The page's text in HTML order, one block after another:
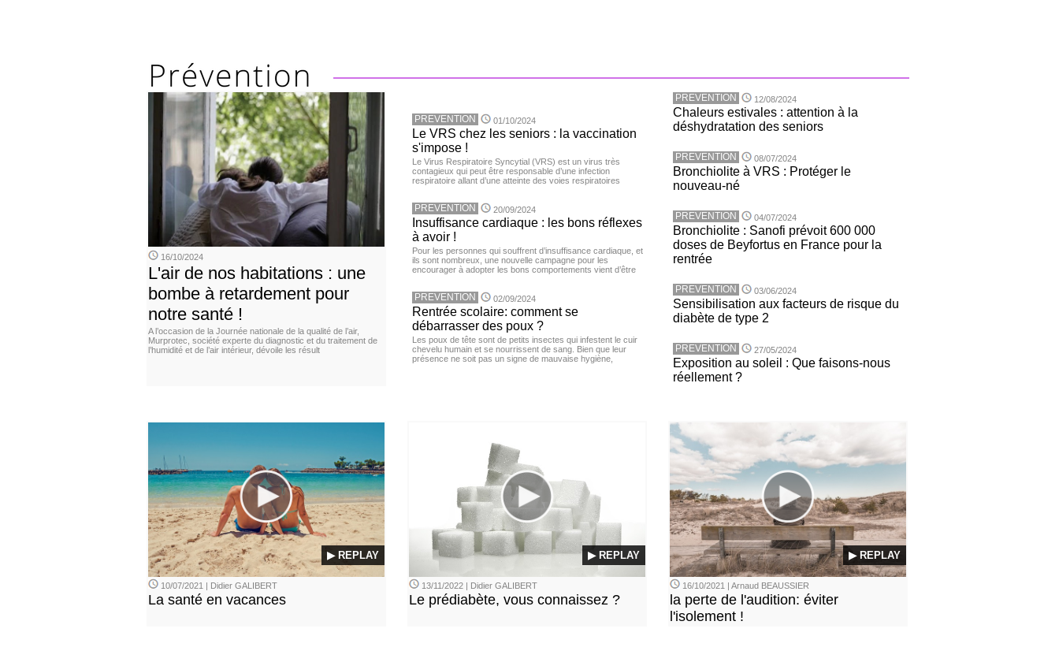
16/10/2024
L'air de nos habitations : une
bombe à retardement pour
notre santé !
A l’occasion de la Journée nationale de la qualité de l’air,
Murprotec, société experte du diagnostic et du traitement de
l’humidité et de l’air intérieur, dévoile les résult
PREVENTION 01/10/2024
Le VRS chez les seniors : la vaccination
s'impose !
Le Virus Respiratoire Syncytial (VRS) est un virus très
contagieux qui peut être responsable d’une infection
respiratoire allant d’une atteinte des voies respiratoires
PREVENTION 20/09/2024
Insuffisance cardiaque : les bons réflexes
à avoir !
Pour les personnes qui souffrent d’insuffisance cardiaque, et
ils sont nombreux, une nouvelle campagne pour les
encourager à adopter les bons comportements vient d’être
PREVENTION 02/09/2024
Rentrée scolaire: comment se
débarrasser des poux ?
Les poux de tête sont de petits insectes qui infestent le cuir
chevelu humain et se nourrissent de sang. Bien que leur
présence ne soit pas un signe de mauvaise hygiène,
PREVENTION 12/08/2024
Chaleurs estivales : attention à la
déshydratation des seniors
PREVENTION 08/07/2024
Bronchiolite à VRS : Protéger le
nouveau-né
PREVENTION 04/07/2024
Bronchiolite : Sanofi prévoit 600 000
doses de Beyfortus en France pour la
rentrée
PREVENTION 03/06/2024
Sensibilisation aux facteurs de risque du
diabète de type 2
PREVENTION 27/05/2024
Exposition au soleil : Que faisons-nous
réellement ?
▶ REPLAY
10/07/2021 | Didier GALIBERT
La santé en vacances
▶ REPLAY
13/11/2022 | Didier GALIBERT
Le prédiabète, vous connaissez ?
▶ REPLAY
16/10/2021 | Arnaud BEAUSSIER
la perte de l'audition: éviter
l'isolement !